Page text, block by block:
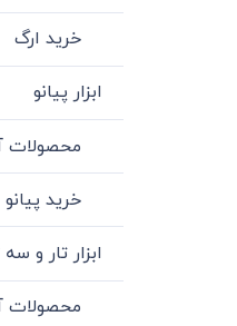
خرید ارگ
ابزار پیانو
محصولات
خرید پیانو
ابزار تار و سه
محصولات